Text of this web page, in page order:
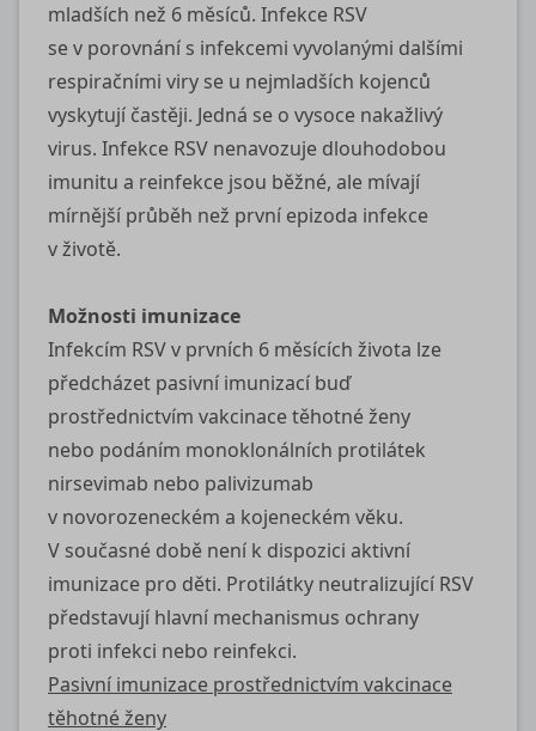
mladších než 6 měsíců. Infekce RSV
se v porovnání s infekcemi vyvolanými dalšími
respiračními viry se u nejmladších kojenců
vyskytují častěji. Jedná se o vysoce nakažlivý
virus. Infekce RSV nenavozuje dlouhodobou
imunitu a reinfekce jsou běžné, ale mívají
mírnější průběh než první epizoda infekce
v životě.
Možnosti imunizace
Infekcím RSV v prvních 6 měsících života lze
předcházet pasivní imunizací buď
prostřednictvím vakcinace těhotné ženy
nebo podáním monoklonálních protilátek
nirsevimab nebo palivizumab
v novorozeneckém a kojeneckém věku.
V současné době není k dispozici aktivní
imunizace pro děti. Protilátky neutralizující RSV
představují hlavní mechanismus ochrany
proti infekci nebo reinfekci.
Pasivní imunizace prostřednictvím vakcinace
těhotné ženy